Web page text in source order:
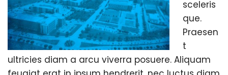
sceleris
que.
Praesen
t
ultricies diam a arcu viverra posuere. Aliquam